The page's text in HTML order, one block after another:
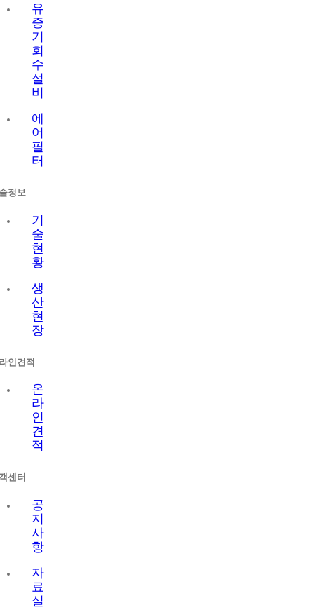
유
증
기
회
수
설
비
에
어
필
터
정보
기
술
현
황
생
산
현
장
인견적
온
라
인
견
적
센터
공
지
사
항
자
료
실